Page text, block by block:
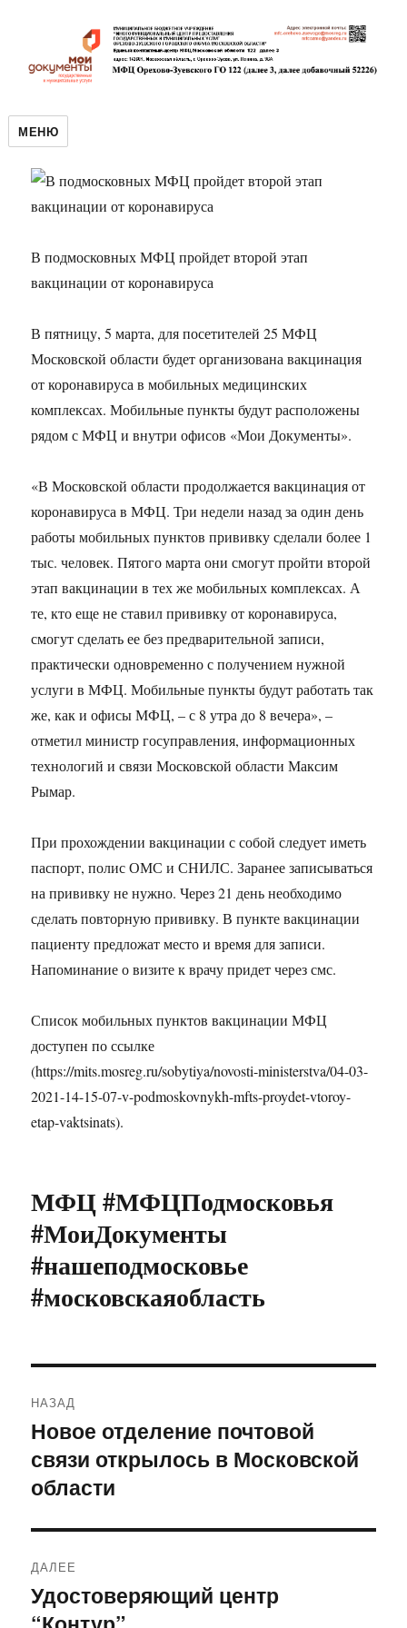
МЕНЮ
В подмосковных МФЦ пройдет второй этап
вакцинации от коронавируса
В пятницу, 5 марта, для посетителей 25 МФЦ
Московской области будет организована вакцинация
от коронавируса в мобильных медицинских
комплексах. Мобильные пункты будут расположены
рядом с МФЦ и внутри офисов «Мои Документы».
«В Московской области продолжается вакцинация от
коронавируса в МФЦ. Три недели назад за один день
работы мобильных пунктов прививку сделали более 1
тыс. человек. Пятого марта они смогут пройти второй
этап вакцинации в тех же мобильных комплексах. А
те, кто еще не ставил прививку от коронавируса,
смогут сделать ее без предварительной записи,
практически одновременно с получением нужной
услуги в МФЦ. Мобильные пункты будут работать так
же, как и офисы МФЦ, – с 8 утра до 8 вечера», –
отметил министр госуправления, информационных
технологий и связи Московской области Максим
Рымар.
При прохождении вакцинации с собой следует иметь
паспорт, полис ОМС и СНИЛС. Заранее записываться
на прививку не нужно. Через 21 день необходимо
сделать повторную прививку. В пункте вакцинации
пациенту предложат место и время для записи.
Напоминание о визите к врачу придет через смс.
Список мобильных пунктов вакцинации МФЦ
доступен по ссылке
(https://mits.mosreg.ru/sobytiya/novosti-ministerstva/04-03-
2021-14-15-07-v-podmoskovnykh-mfts-proydet-vtoroy-
etap-vaktsinats).
МФЦ #МФЦПодмосковья
#МоиДокументы
#нашеподмосковье
#московскаяобласть
по
записям
НАЗАД
Предыдущая
запись:
Новое отделение почтовой
связи открылось в Московской
области
ДАЛЕЕ
Следующая
запись:
Удостоверяющий центр